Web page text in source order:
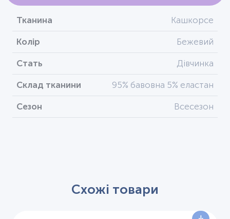
Тканина Кашкорсе
Колір Бежевий
Стать Дівчинка
Склад тканини 95% бавовна 5% еластан
Сезон Всесезон
Схожі товари